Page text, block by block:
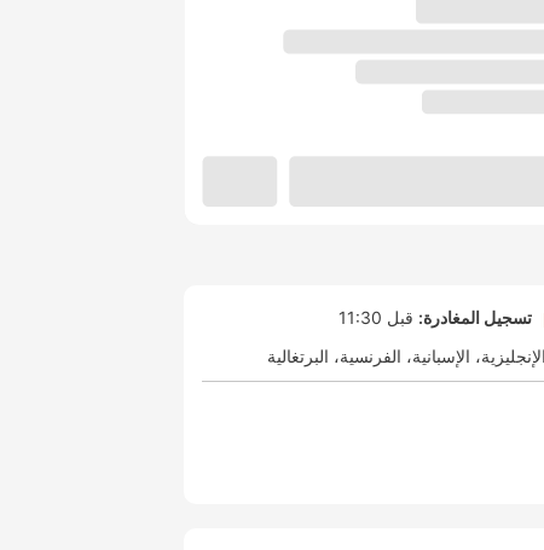
تسجيل المغادرة: قبل 11:30
الإنجليزية الإسبانية الفرنسية البرتغالية